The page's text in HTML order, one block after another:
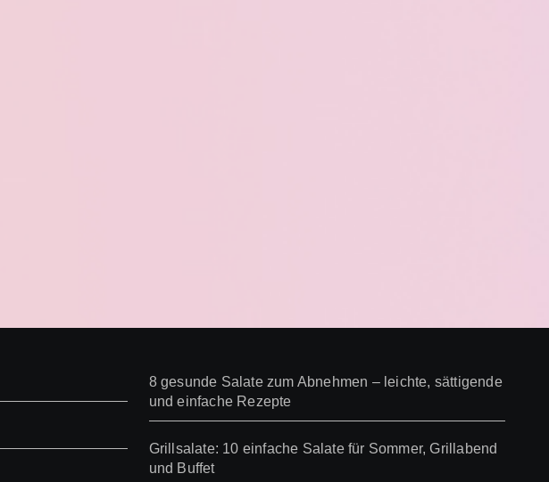
8 gesunde Salate zum Abnehmen – leichte, sättigende
und einfache Rezepte
Grillsalate: 10 einfache Salate für Sommer, Grillabend
und Buffet